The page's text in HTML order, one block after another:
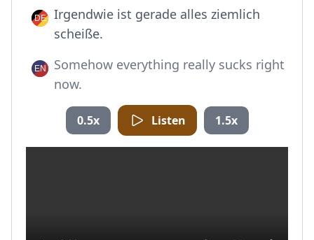
Irgendwie ist gerade alles ziemlich
scheiße.
Somehow everything really sucks right
now.
0.5x Listen 1.5x